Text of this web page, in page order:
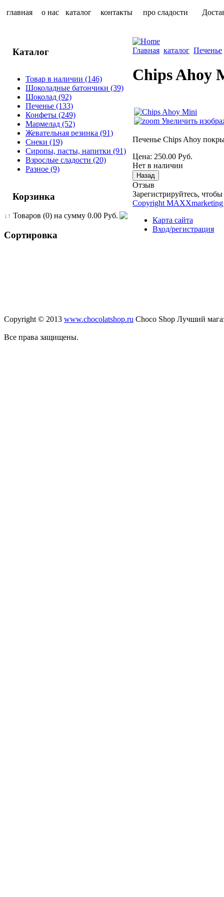
главная о нас каталог контакты про сладости
Каталог
Товар в наличии (146)
Шоколадные батончики (39)
Шоколад (92)
Печенье (133)
Конфеты (249)
Мармелад (52)
Жевательная резинка (91)
Снеки (19)
Сиропы, пасты, напитки (91)
Взрослые сладости (20)
Разное (9)
Корзинка
↓↑ Товаров (0) на сумму 0.00 Руб.
Сортировка
Главная каталог Печенье
Chips Ahoy
Увеличить
Печенье Chips Ahoy
Цена: 250.00 Руб.
Нет в наличии
Отзыв
Зарегистрируйтесь, чтобы
Copyright MAXXmarketing
Карта сайта
Вход/регистрация
Copyright © 2013 www.chocolatshop.ru Choco Shop Лучший
Все права защищены.